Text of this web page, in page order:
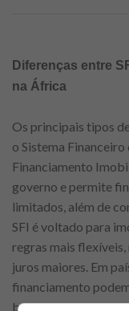
Diferenças entre
na África
Os principais tipos
o Sistema
Financiamento
governo e permite
limitados, além de
SFI é voltado para
regras mais
juros maiores. Em
financiamento
bancos estatais e